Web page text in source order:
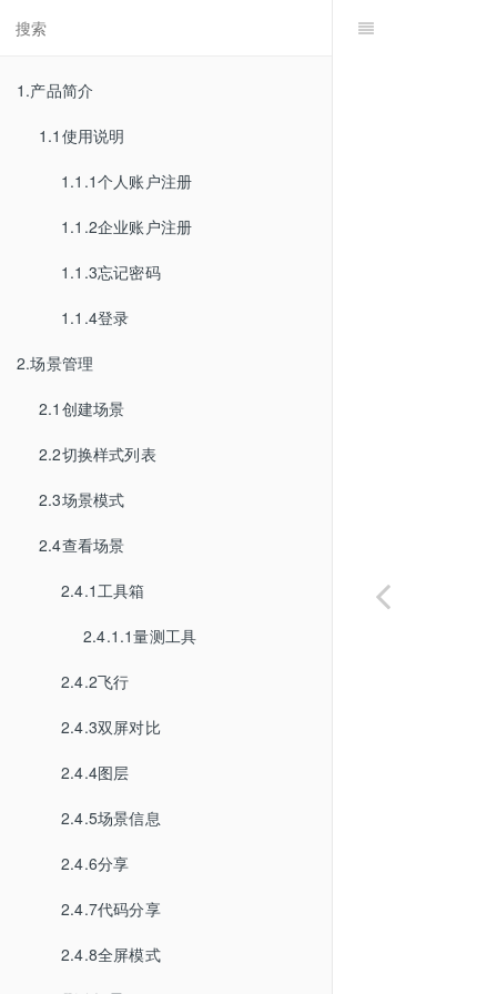
1.产品简介
1.1使用说明
1.1.1个人账户注册
1.1.2企业账户注册
1.1.3忘记密码
1.1.4登录
2.场景管理
2.1创建场景
2.2切换样式列表
2.3场景模式
2.4查看场景
2.4.1工具箱
2.4.1.1量测工具
2.4.2飞行
2.4.3双屏对比
2.4.4图层
2.4.5场景信息
2.4.6分享
2.4.7代码分享
2.4.8全屏模式